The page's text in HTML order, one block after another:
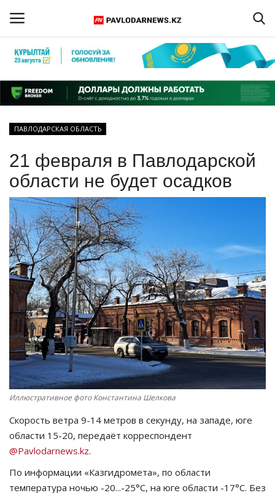
Регистрация
Главная
ПАВЛОДАРСКАЯ ОБЛАСТЬ
КАЗАХСТАН
МИР
СПЕЦПРОЕКТЫ
СПОРТ
Чек-лист
РАЗВЛЕЧЕНИЯ
OFFICIAL
Курултай
Язык
Қазақша Русский
ПАВЛОДАРСКАЯ ОБЛАСТЬ
21 февраля в Павлодарской
области не будет осадков
Иллюстративное фото Константина Шелкова
Скорость ветра 9-14 метров в секунду, на западе, юге
области 15-20, передаёт корреспондент
@Pavlodarnews.kz.
По информации «Казгидромета», по области
температура ночью -20...-25°C, на юге области -17°C. Без